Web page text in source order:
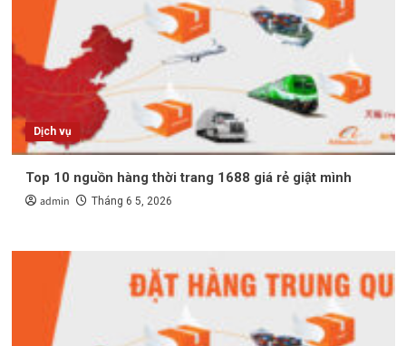
Dịch vụ
Top 10 nguồn hàng thời trang 1688 giá rẻ giật mình
admin Tháng 6 5, 2026